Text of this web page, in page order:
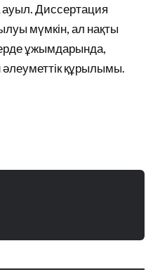
Диссертация
мүмкін, ал нақты
ұжымдарында,
құрылымы.